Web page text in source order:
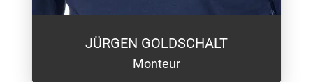
JÜRGEN GOLDSCHALT
Monteur